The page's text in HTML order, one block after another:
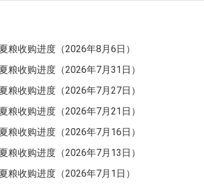
粮收购进度（2026年8月6日）
粮收购进度（2026年7月31日）
粮收购进度（2026年7月27日）
粮收购进度（2026年7月21日）
粮收购进度（2026年7月16日）
粮收购进度（2026年7月13日）
粮收购进度（2026年7月1日）